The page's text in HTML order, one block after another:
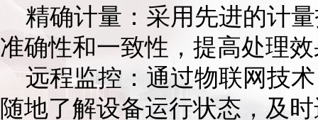
精确计量：采用先进的计
准确性和一致性，提高处理
远程监控：通过物联网技
随地了解设备运行状态，及